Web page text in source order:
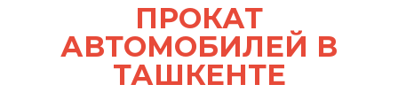
ПРОКАТ
АВТОМОБИЛЕЙ В
ТАШКЕНТЕ